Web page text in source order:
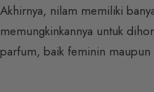
Akhirnya, nilam memiliki
memungkinkannya untuk
parfum, baik feminin maupun